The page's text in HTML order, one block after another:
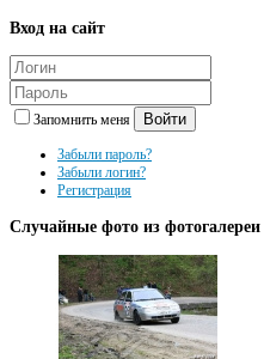
Вход на сайт
Запомнить меня Войти
Забыли пароль?
Забыли логин?
Регистрация
Случайные фото из фотогалереи